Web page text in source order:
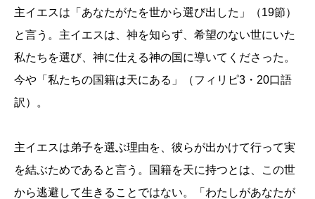
主イエスは「あなたがたを世から選び出した」（19節）
と言う。主イエスは、神を知らず、希望のない世にいた
私たちを選び、神に仕える神の国に導いてくださった。
今や「私たちの国籍は天にある」（フィリピ3・20口語
訳）。
主イエスは弟子を選ぶ理由を、彼らが出かけて行って実
を結ぶためであると言う。国籍を天に持つとは、この世
から逃避して生きることではない。「わたしがあなたが